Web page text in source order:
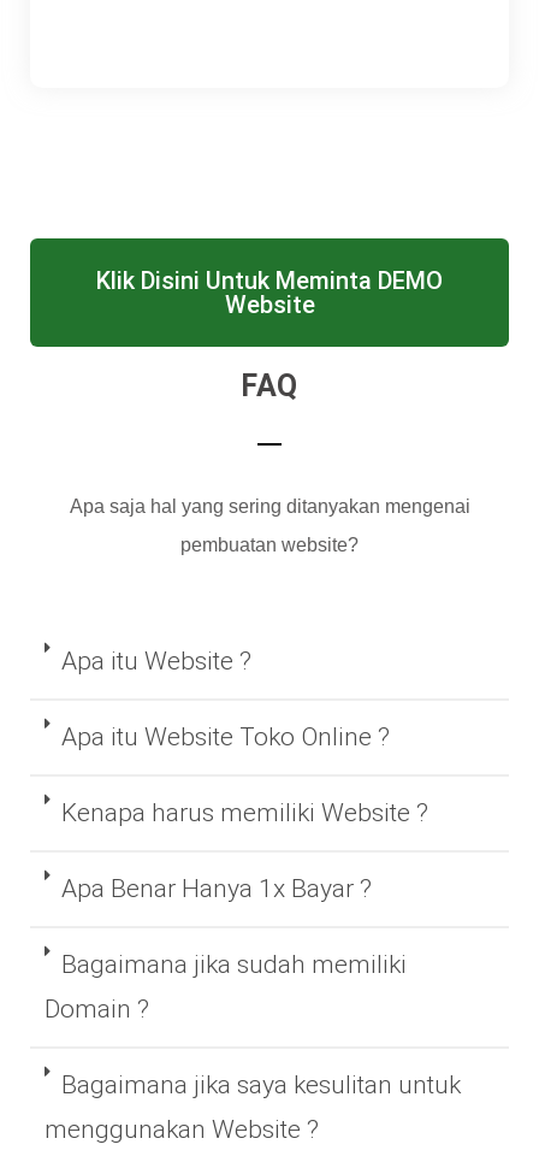
Klik Disini Untuk Meminta DEMO
Website
FAQ
Apa saja hal yang sering ditanyakan mengenai
pembuatan website?
Apa itu Website ?
Apa itu Website Toko Online ?
Kenapa harus memiliki Website ?
Apa Benar Hanya 1x Bayar ?
Bagaimana jika sudah memiliki
Domain ?
Bagaimana jika saya kesulitan untuk
menggunakan Website ?